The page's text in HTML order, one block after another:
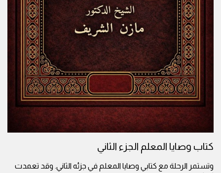
كتاب وصايا المعلم الجزء الثاني
وتستمر الرحلة مع كتابي وصايا المعلم في جزئه الثاني. وقد تعمدت